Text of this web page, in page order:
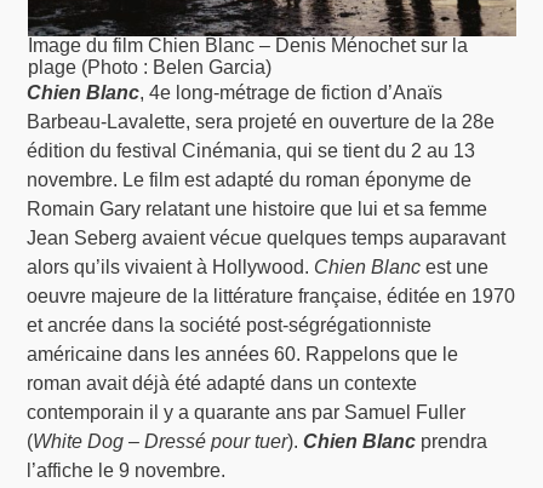
Image du film Chien Blanc – Denis Ménochet sur la
plage (Photo : Belen Garcia)
Chien Blanc, 4e long-métrage de fiction d’Anaïs
Barbeau-Lavalette, sera projeté en ouverture de la 28e
édition du festival Cinémania, qui se tient du 2 au 13
novembre. Le film est adapté du roman éponyme de
Romain Gary relatant une histoire que lui et sa femme
Jean Seberg avaient vécue quelques temps auparavant
alors qu’ils vivaient à Hollywood. Chien Blanc est une
oeuvre majeure de la littérature française, éditée en 1970
et ancrée dans la société post-ségrégationniste
américaine dans les années 60. Rappelons que le
roman avait déjà été adapté dans un contexte
contemporain il y a quarante ans par Samuel Fuller
(White Dog –Dressé pour tuer).Chien Blanc prendra
l’affiche le 9 novembre.